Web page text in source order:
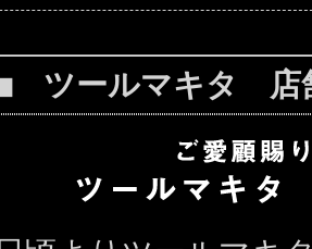
ツールマキタ 店